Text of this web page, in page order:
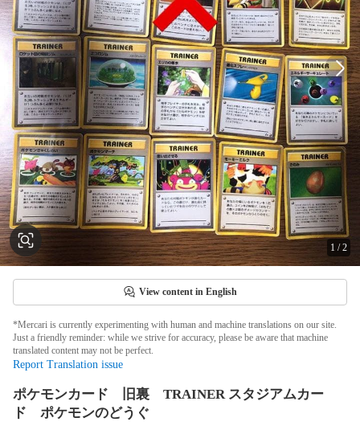
1 /2
View content in English
*Mercari is currently experimenting with human and machine translations on our site.
Just a friendly reminder: while we strive for accuracy, please be aware that machine
translated content may not be perfect.
Report Translation issue
ポケモンカード 旧裏 TRAINER スタジアムカー
ド ポケモンのどうぐ